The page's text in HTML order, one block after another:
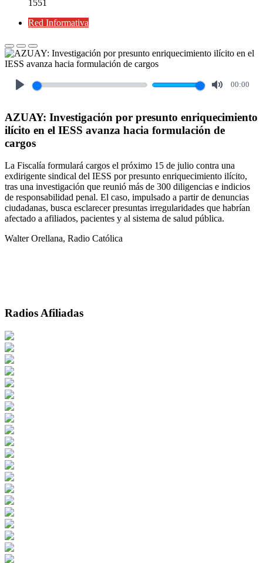
1551
Red Informativa
00:00
AZUAY: Investigación por presunto enriquecimiento
ilícito en el IESS avanza hacia formulación de
cargos
La Fiscalía formulará cargos el próximo 15 de julio contra una
exdirigente sindical del IESS por presunto enriquecimiento ilícito,
tras una investigación que reunió más de 300 diligencias e indicios
de responsabilidad penal. El caso, impulsado a partir de denuncias
ciudadanas, busca esclarecer presuntas irregularidades que habrían
afectado a afiliados, pacientes y al sistema de salud pública.
Walter Orellana, Radio Católica
Radios Afiliadas